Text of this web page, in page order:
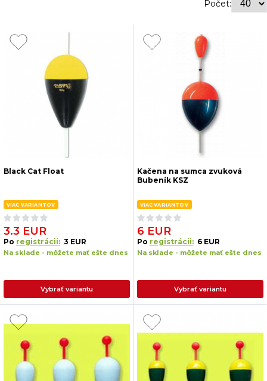
Počet:
Black Cat Float
VIAC VARIANTOV
3.3 EUR
Po registrácii: 3 EUR
Na sklade - môžete mať ešte dnes
Vybrať variantu
Kačena na sumca zvuková
Bubeník KSZ
VIAC VARIANTOV
6 EUR
Po registrácii: 6 EUR
Na sklade - môžete mať ešte dnes
Vybrať variantu